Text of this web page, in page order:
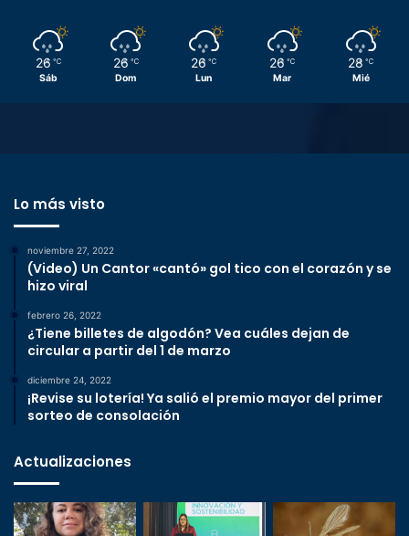
26 ℃
Sáb
26 ℃
Dom
26 ℃
Lun
26 ℃
Mar
28 ℃
Mié
Lo más visto
noviembre 27, 2022
(Video) Un Cantor «cantó» gol tico con el corazón y se
hizo viral
febrero 26, 2022
¿Tiene billetes de algodón? Vea cuáles dejan de
circular a partir del 1 de marzo
diciembre 24, 2022
¡Revise su lotería! Ya salió el premio mayor del primer
sorteo de consolación
Actualizaciones